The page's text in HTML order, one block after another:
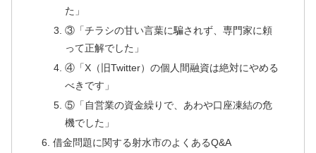
た」
③「チラシの甘い言葉に騙されず、専門家に頼
って正解でした」
④「X（旧Twitter）の個人間融資は絶対にやめる
べきです」
⑤「自営業の資金繰りで、あわや口座凍結の危
機でした」
借金問題に関する射水市のよくあるQ&A